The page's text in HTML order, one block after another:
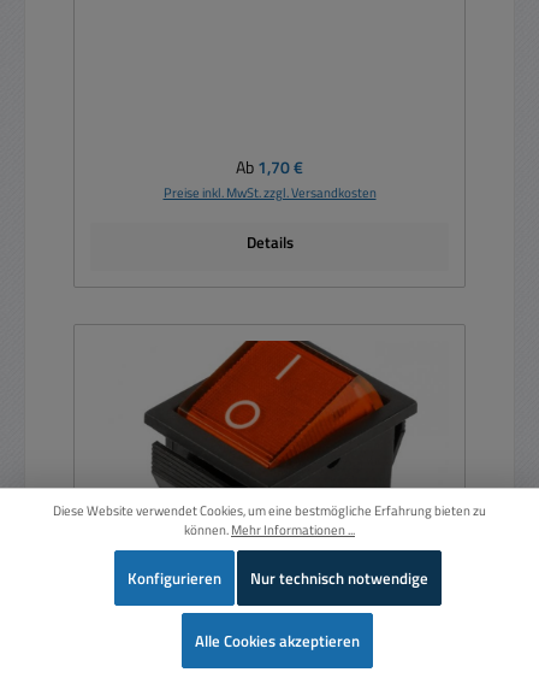
Regulärer Preis:
Ab1,70 €
Preise inkl. MwSt. zzgl. Versandkosten
Details
Schalter Wippschalter 25x32mm 15A 250V Rot
mit Beleuchtung Netzschalter
Diese Website verwendet Cookies, um eine bestmögliche Erfahrung bieten zu
können.Mehr Informationen ...
Nur technisch notwendige
Konfigurieren
Alle Cookies akzeptieren